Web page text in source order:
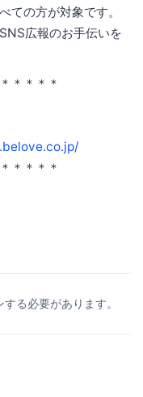
ての方が対象です。
広報のお手伝いを
＊＊＊＊
＊＊＊＊
る必要があります。